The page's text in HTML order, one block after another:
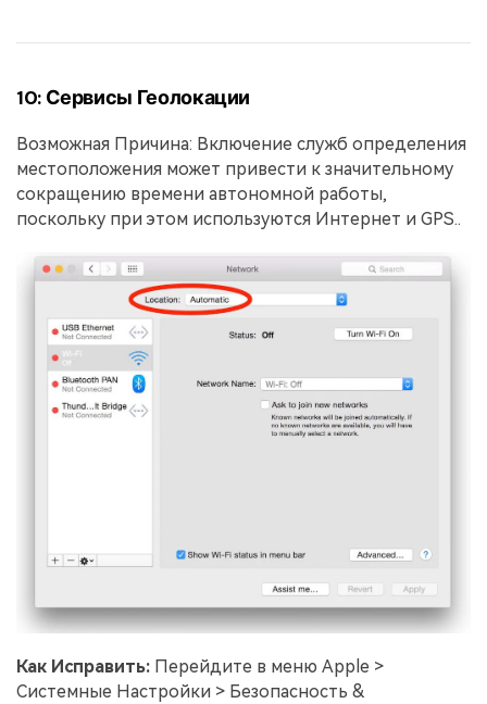
10: Сервисы Геолокации
Возможная Причина: Включение служб определения
местоположения может привести к значительному
сокращению времени автономной работы,
поскольку при этом используются Интернет и GPS..
Как Исправить: Перейдите в меню Apple >
Системные Настройки > Безопасность &